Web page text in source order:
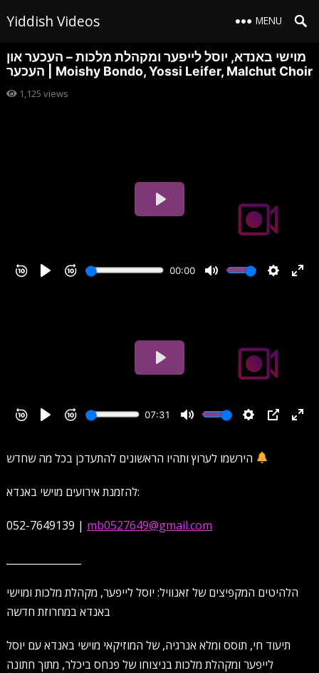
Yiddish Videos MENU
מוישי באנדא, יוסל לייפער ומקהלת מלכות – העכער און
העכער | Moishy Bondo, Yossi Leifer, Malchut Choir
1,125 views
להזמנת אירועים מוישי באנדא:
052-7649139 | mb0527649@gmail.com
הלהיטים המקפיצים של זאנוויל: יוסל לייפער, מקהלת מלכות ומוישי
באנדא במחרוזת חדשה
תיעוד חי, תוסס ומלא אנרגיה, של המוזיקאי מוישי באנדא עם יוסל
לייפער ומקהלת מלכות בניצוחו של פנחס ביכלר, מתוך חתונה